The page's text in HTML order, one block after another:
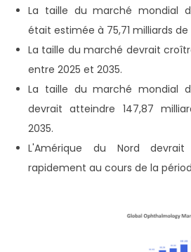
La taille du marché mondial
était estimée à 75,71 milliards de
La taille du marché devrait
entre 2025 et 2035.
La taille du marché mondial
devrait atteindre 147,87
2035.
L'Amérique du Nord
rapidement au cours de la